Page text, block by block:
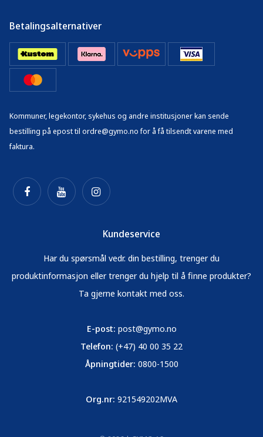
Betalingsalternativer
Kommuner, legekontor, sykehus og andre institusjoner kan sende
bestilling på epost til ordre@gymo.no for å få tilsendt varene med
faktura.
Kundeservice
Har du spørsmål vedr. din bestilling, trenger du
produktinformasjon eller trenger du hjelp til å finne produkter?
Ta gjerne kontakt med oss.
E-post: post@gymo.no
Telefon: (+47) 40 00 35 22
Åpningtider: 0800-1500
Org.nr: 921549202MVA